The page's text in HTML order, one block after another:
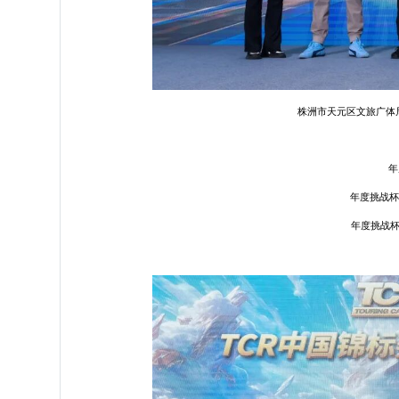
株洲市天元区文旅广
年度挑战
年度挑战